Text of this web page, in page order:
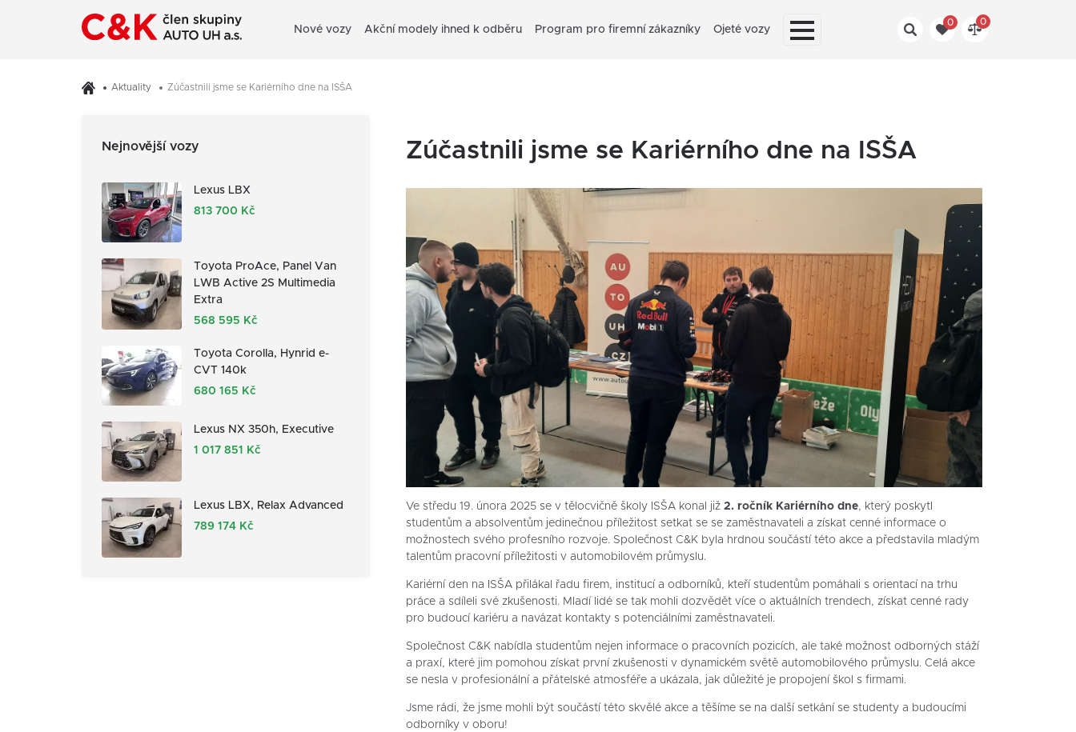
Nové vozy Akční modely ihned k odběru Program pro firemní zákazníky Ojeté vozy
0 0
Aktuality Zúčastnili jsme se Kariérního dne na ISŠA
Nejnovější vozy
Lexus LBX
813 700 Kč
Toyota ProAce, Panel Van
LWB Active 2S Multimedia
Extra
568 595 Kč
Toyota Corolla, Hynrid e-
CVT 140k
680 165 Kč
Lexus NX 350h, Executive
1 017 851 Kč
Lexus LBX, Relax Advanced
789 174 Kč
Zúčastnili jsme se Kariérního dne na ISŠA
Ve středu 19. února 2025 se v tělocvičně školy ISŠA konal již 2. ročník Kariérního dne, který poskytl
studentům a absolventům jedinečnou příležitost setkat se se zaměstnavateli a získat cenné informace o
možnostech svého profesního rozvoje. Společnost C&K byla hrdnou součástí této akce a představila mladým
talentům pracovní příležitosti v automobilovém průmyslu.
Kariérní den na ISŠA přilákal řadu firem, institucí a odborníků, kteří studentům pomáhali s orientací na trhu
práce a sdíleli své zkušenosti. Mladí lidé se tak mohli dozvědět více o aktuálních trendech, získat cenné rady
pro budoucí kariéru a navázat kontakty s potenciálními zaměstnavateli.
Společnost C&K nabídla studentům nejen informace o pracovních pozicích, ale také možnost odborných stáží
a praxí, které jim pomohou získat první zkušenosti v dynamickém světě automobilového průmyslu. Celá akce
se nesla v profesionální a přátelské atmosféře a ukázala, jak důležité je propojení škol s firmami.
Jsme rádi, že jsme mohli být součástí této skvělé akce a těšíme se na další setkání se studenty a budoucími
odborníky v oboru!